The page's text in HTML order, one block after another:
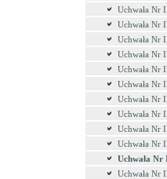
Uchwała Nr
Uchwała Nr
Uchwała Nr
Uchwała Nr
Uchwała Nr
Uchwała Nr
Uchwała Nr
Uchwała Nr
Uchwała Nr
Uchwała Nr
Uchwała Nr
Uchwała Nr